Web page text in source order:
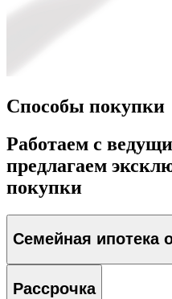
Способы покупки
Работаем с
предлагаем
покупки
Семейная ипотека
Рассрочка